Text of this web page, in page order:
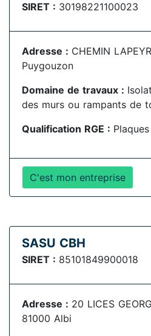
SIRET : 30198221100023
Adresse : CHEMIN
Puygouzon
Domaine de travaux :
des murs ou rampants de
Qualification RGE :
C'est mon entreprise
SASU CBH
SIRET : 85101849900018
Adresse : 20 LICES
81000 Albi